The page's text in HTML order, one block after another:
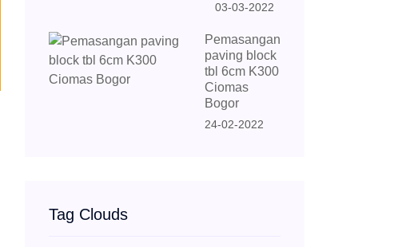
03-03-2022
Pemasangan
paving block
tbl 6cm K300
Ciomas
Bogor
24-02-2022
Tag Clouds